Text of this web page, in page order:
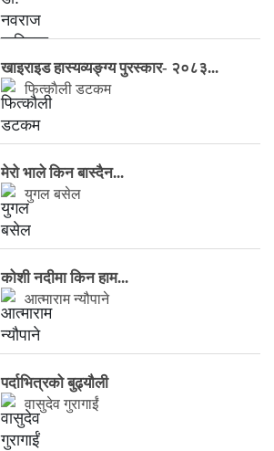
खाइराइड हास्यव्यङ्ग्य पुरस्कार- २०८३...
फित्काैली डटकम
मेरो भाले किन बास्दैन...
युगल बसेल
कोशी नदीमा किन हाम...
आत्माराम न्यौपाने
पर्दाभित्रको बुढ्यौली
वासुदेव गुरागाईं